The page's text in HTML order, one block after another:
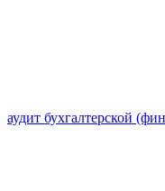
аудит бухгалтерской